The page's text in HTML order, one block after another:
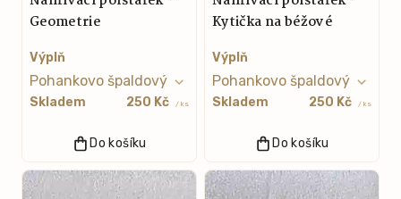
Geometrie
Výplň
Skladem 250 Kč / ks
Do košíku
Kytička na béžové
Výplň
Skladem 250 Kč / ks
Do košíku